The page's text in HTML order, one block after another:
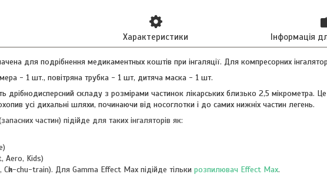
Характеристики Інформація
для подрібнення медикаментных коштів при інгаляції. Для компресорних
- 1 шт., повітряна трубка - 1 шт, дитяча маска - 1 шт.
дрібнодисперсний складу з розмірами частинок лікарських близько 2,5 мікрометра.
усі дихальні шляхи, починаючи від носоглотки і до самих нижніх частин легень.
частин) підійде для таких інгаляторів як:
Aero, Kids)
chu-train). Для Gamma Effect Max підійде тільки розпилювач Effect Max.